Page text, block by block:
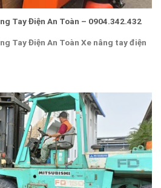
Tay Điện An Toàn – 0904.342.432
Tay Điện An Toàn Xe nâng tay điện